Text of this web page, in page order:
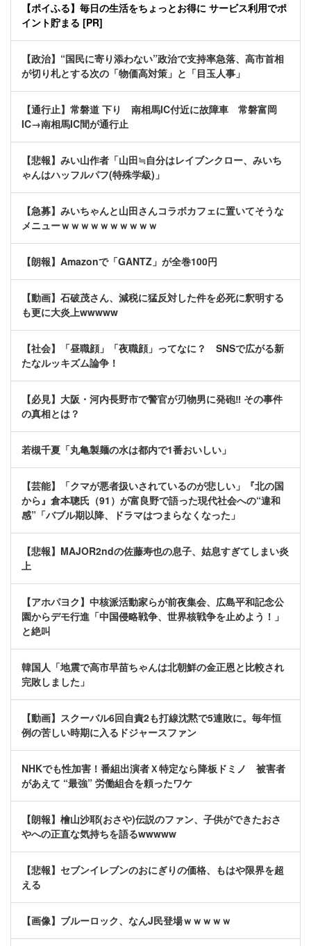
【ポイふる】毎日の生活をちょっとお得に サービス利用でポ
イント貯まる [PR]
【政治】“国民に寄り添わない”政治で支持率急落、高市首相
が切り札とする次の「物価高対策」と「目玉人事」
【通行止】常磐道 下り 南相馬IC付近に故障車 常磐富岡
IC→南相馬IC間が通行止
【悲報】みい山作者「山田≒自分はレイブンクロー、みいち
ゃんはハッフルパフ(特殊学級)」
【急募】みいちゃんと山田さんコラボカフェに置いてそうな
メニューｗｗｗｗｗｗｗｗｗｗ
【朗報】Amazonで「GANTZ」が全巻100円
【動画】石破茂さん、減税に猛反対した件を必死に釈明する
も更に大炎上wwwww
【社会】「昼職顔」「夜職顔」ってなに？ SNSで広がる新
たなルッキズム論争！
【必見】大阪・河内長野市で警官が刃物男に発砲‼ その事件
の真相とは？
若槻千夏「丸亀製麺の水は都内で1番おいしい」
【芸能】「クマが悪者扱いされているのが悲しい」『北の国
から』倉本聰氏（91）が富良野で語った現代社会への“違和
感”「バブル期以降、ドラマはつまらなくなった」
【悲報】MAJOR2ndの佐藤寿也の息子、姑息すぎてしまい炎
上
【アホパヨク】中核派活動家らが前夜集会、広島平和記念公
園からデモ行進「中国侵略戦争、世界核戦争を止めよう！」
と絶叫
韓国人「地震で高市早苗ちゃんは北朝鮮の金正恩と比較され
完敗しました」
【動画】スクーバル6回自責2も打線沈黙で5連敗に。毎年恒
例の苦しい時期に入るドジャースファン
NHKでも性加害！番組出演者Ｘ特定なら降板ドミノ 被害者
があえて “最強” 労働組合を頼ったワケ
【朗報】檜山沙耶(おさや)伝説のファン、子供ができたおさ
やへの正直な気持ちを語るwwwww
【悲報】セブンイレブンのおにぎりの価格、もはや限界を超
える
【画像】ブルーロック、なんJ民登場ｗｗｗｗｗ